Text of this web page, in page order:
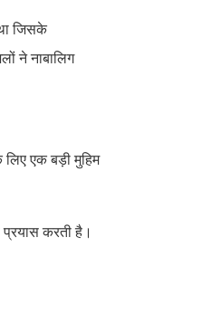
जिसके
ने नाबालिग
लिए एक बड़ी मुहिम
करती है।